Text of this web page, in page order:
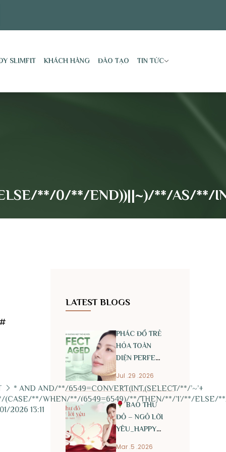
SLIMFIT KHÁCH HÀNG ĐÀO TẠO TIN TỨC
**/0/**/END))||~)/**/AS/**/
* AND AND/**/6549=CONVERT(INT,(SELECT/**/’~’+
(CASE/**/WHEN/**/(6549=6549)/**/THEN/**/’1’/**/ELSE/**/
2026 13:11
LATEST BLOGS
PHÁC ĐỒ TRẺ
HÓA TOÀN
DIỆN PERFECT
Jul .29 .2026
BAO THƯ
ĐỎ – NGỎ LỜI
YÊU_HAPPY
Mar .5 .2026